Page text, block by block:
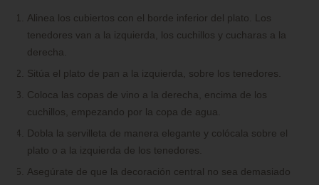
Alinea los cubiertos con el borde inferior del plato. Los
tenedores van a la izquierda, los cuchillos y cucharas a la
derecha.
Sitúa el plato de pan a la izquierda, sobre los tenedores.
Coloca las copas de vino a la derecha, encima de los
cuchillos, empezando por la copa de agua.
Dobla la servilleta de manera elegante y colócala sobre el
plato o a la izquierda de los tenedores.
Asegúrate de que la decoración central no sea demasiado